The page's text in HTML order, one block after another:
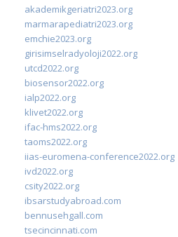
akademikgeriatri2023.org
marmarapediatri2023.org
emchie2023.org
girisimselradyoloji2022.org
utcd2022.org
biosensor2022.org
ialp2022.org
klivet2022.org
ifac-hms2022.org
taoms2022.org
iias-euromena-conference2022.org
ivd2022.org
csity2022.org
ibsarstudyabroad.com
bennusehgall.com
tsecincinnati.com